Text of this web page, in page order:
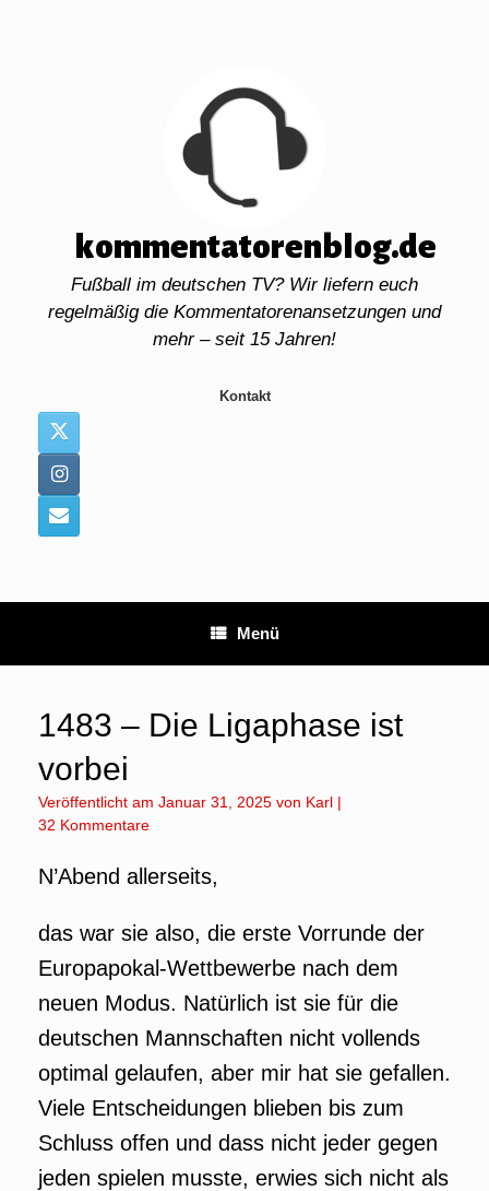
kommentatorenblog.de
Fußball im deutschen TV? Wir liefern euch
regelmäßig die Kommentatorenansetzungen und
mehr – seit 15 Jahren!
Kontakt
Menü
1483 – Die Ligaphase ist
vorbei
Veröffentlicht am Januar 31, 2025 von Karl |
32 Kommentare
N’Abend allerseits,
das war sie also, die erste Vorrunde der
Europapokal-Wettbewerbe nach dem
neuen Modus. Natürlich ist sie für die
deutschen Mannschaften nicht vollends
optimal gelaufen, aber mir hat sie gefallen.
Viele Entscheidungen blieben bis zum
Schluss offen und dass nicht jeder gegen
jeden spielen musste, erwies sich nicht als